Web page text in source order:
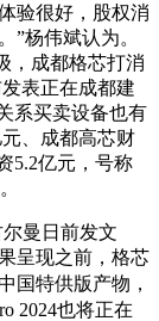
验很好，股权消
”杨伟斌认为。
，成都格芯打消
表正在成都建
系买卖设备也有
、成都高芯财
5.2亿元，号称
曼日前发文
呈现之前，格芯
国特供版产物，
2024也将正在